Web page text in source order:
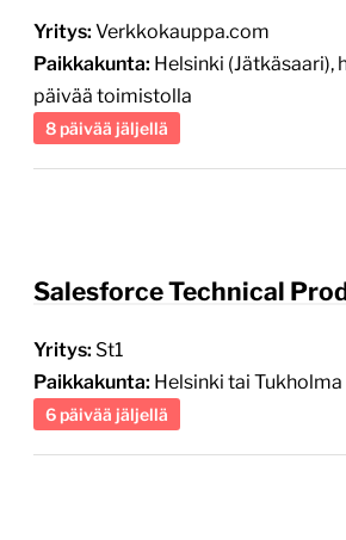
Yritys: Verkkokauppa.com
Paikkakunta: Helsinki (Jätkäsaari),
päivää toimistolla
8 päivää jäljellä
Salesforce Technical
Yritys: St1
Paikkakunta: Helsinki tai Tukholma
6 päivää jäljellä